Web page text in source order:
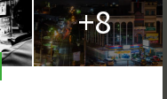
+8